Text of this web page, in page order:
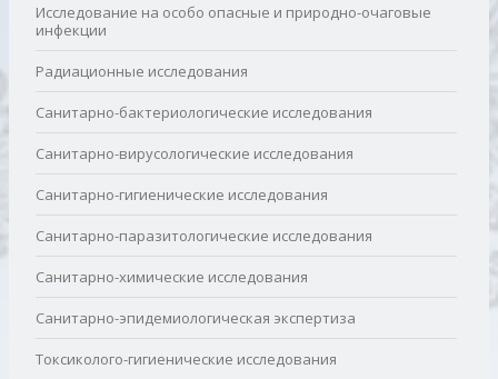
Исследование на особо опасные и природно-очаговые
инфекции
Радиационные исследования
Санитарно-бактериологические исследования
Санитарно-вирусологические исследования
Санитарно-гигиенические исследования
Санитарно-паразитологические исследования
Санитарно-химические исследования
Санитарно-эпидемиологическая экспертиза
Токсиколого-гигиенические исследования